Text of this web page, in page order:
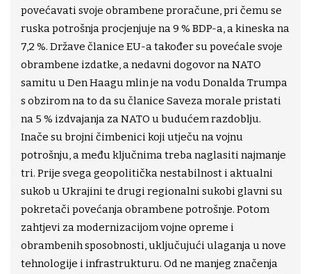
povećavati svoje obrambene proračune, pri čemu se
ruska potrošnja procjenjuje na 9 % BDP-a, a kineska na
7,2 %. Države članice EU-a također su povećale svoje
obrambene izdatke, a nedavni dogovor na NATO
samitu u Den Haagu mlin je na vodu Donalda Trumpa
s obzirom na to da su članice Saveza morale pristati
na 5 % izdvajanja za NATO u budućem razdoblju.
Inače su brojni čimbenici koji utječu na vojnu
potrošnju, a među ključnima treba naglasiti najmanje
tri. Prije svega geopolitička nestabilnost i aktualni
sukob u Ukrajini te drugi regionalni sukobi glavni su
pokretači povećanja obrambene potrošnje. Potom
zahtjevi za modernizacijom vojne opreme i
obrambenih sposobnosti, uključujući ulaganja u nove
tehnologije i infrastrukturu. Od ne manjeg značenja